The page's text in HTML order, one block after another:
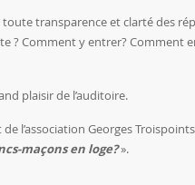
toute transparence et clarté des
? Comment y entrer? Comment
plaisir de l’auditoire.
l’association Georges
maçons en loge?».